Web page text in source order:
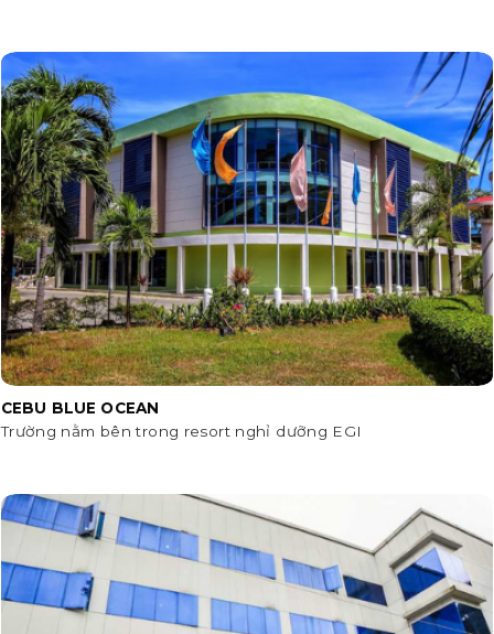
CEBU BLUE OCEAN
Trường nằm bên trong resort nghỉ dưỡng EGI